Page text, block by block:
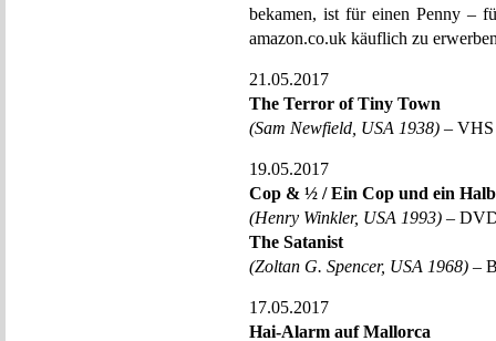
bekamen, ist für einen Penny –
amazon.co.uk käuflich zu
21.05.2017
The Terror of Tiny Town
(Sam Newfield, USA 1938) – VHS
19.05.2017
Cop & ½ / Ein Cop und ein
(Henry Winkler, USA 1993) –
The Satanist
(Zoltan G. Spencer, USA 1968) –
17.05.2017
Hai-Alarm auf Mallorca